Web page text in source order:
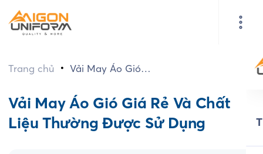
Trang chủ • Vải May Áo Gió
Liệu Thường Được
Vải May Áo Gió Giá Rẻ Và Chất
Liệu Thường Được Sử Dụng